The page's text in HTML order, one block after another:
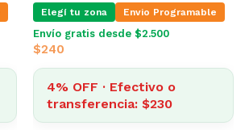
Elegí tu zona Envio Programable
Envío gratis desde $2.500
$400
4% OFF · Efectivo o
transferencia: $384